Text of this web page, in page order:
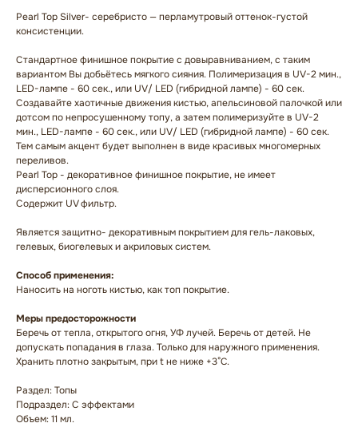
Pearl Top Silver- серебристо — перламутровый оттенок-густой
консистенции.
Стандартное финишное покрытие с довыравниванием, с таким
вариантом Вы добьётесь мягкого сияния. Полимеризация в UV-2 мин.,
LED-лампе - 60 сек., или UV/ LED (гибридной лампе) - 60 сек.
Создавайте хаотичные движения кистью, апельсиновой палочкой или
дотсом по непросушенному топу, а затем полимеризуйте в UV-2
мин., LED-лампе - 60 сек., или UV/ LED (гибридной лампе) - 60 сек.
Тем самым акцент будет выполнен в виде красивых многомерных
переливов.
Pearl Top - декоративное финишное покрытие, не имеет
дисперсионного слоя.
Содержит UV фильтр.
Является защитно- декоративным покрытием для гель-лаковых,
гелевых, биогелевых и акриловых систем.
Способ применения:
Наносить на ноготь кистью, как топ покрытие.
Меры предосторожности
Беречь от тепла, открытого огня, УФ лучей. Беречь от детей. Не
допускать попадания в глаза. Только для наружного применения.
Хранить плотно закрытым, при t не ниже +3°C.
Раздел: Топы
Подраздел: С эффектами
Объем: 11 мл.
КОНТАКТЫ
БРЕНДЫ
ОПЛАТА
КОНТАКТЫ
ГЛАВНАЯ
+7 909 800-50-10